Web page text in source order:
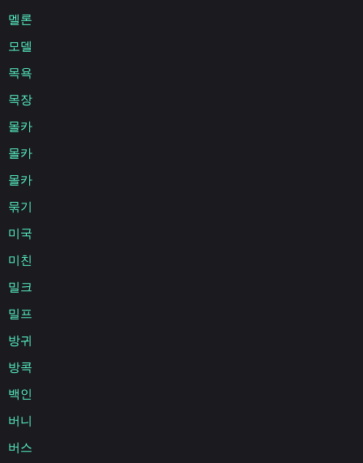
멜론
모델
목욕
목장
몰카
몰카
몰카
묶기
미국
미친
밀크
밀프
방귀
방콕
백인
버니
버스